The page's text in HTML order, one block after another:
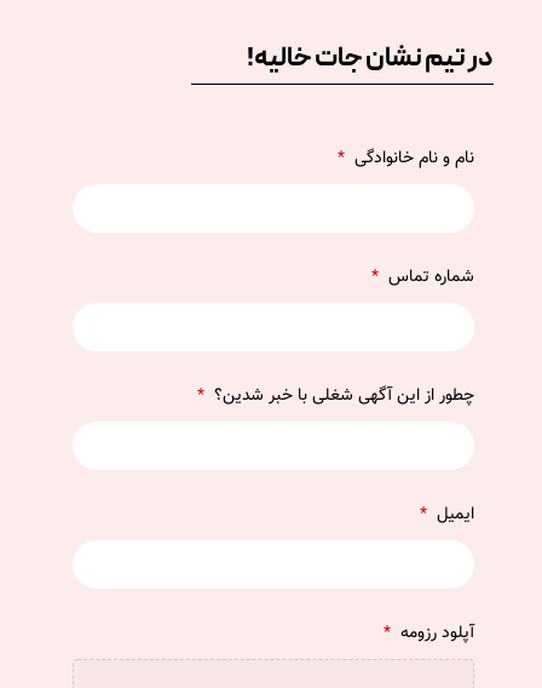
در تیم نشان جات خالیه!
نام و نام خانوادگی *
شماره تماس *
چطور از این آگهی شغلی با خبر شدین؟ *
ایمیل *
آپلود رزومه *